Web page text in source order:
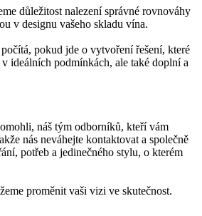
důležitost nalezení správné rovnováhy
v designu vašeho skladu vína.
pokud jde o vytvoření řešení, které
ideálních podmínkách, ale také doplní a
náš tým odborníků, kteří vám
nás neváhejte kontaktovat a společně
potřeb a jedinečného stylu, o kterém
proměnit vaši vizi ve skutečnost.